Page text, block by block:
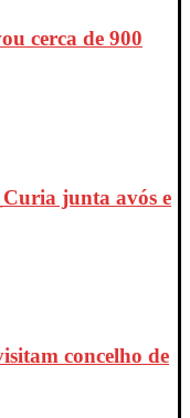
cerca de 900
junta avós e
concelho de